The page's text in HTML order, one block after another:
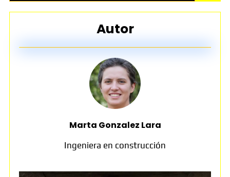
Autor
Marta Gonzalez Lara
Ingeniera en construcción